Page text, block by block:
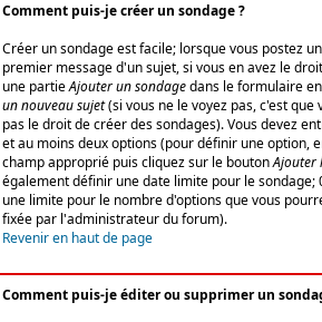
Comment puis-je créer un sondage ?
Créer un sondage est facile; lorsque vous postez
premier message d'un sujet, si vous en avez le
une partieAjouter un sondagedans le formulaire
un nouveau sujet(si vous ne le voyez pas, c'est
pas le droit de créer des sondages). Vous devez
et au moins deux options (pour définir une option,
champ approprié puis cliquez sur le boutonAjouter
également définir une date limite pour le sondage;
une limite pour le nombre d'options que vous
fixée par l'administrateur du forum).
Revenir en haut de page
Comment puis-je éditer ou supprimer un